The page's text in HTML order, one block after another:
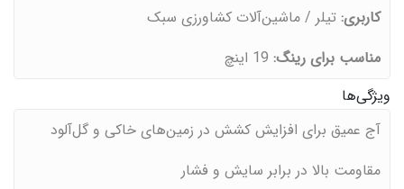
کاربری: تیلر / ماشین‌آلات کشاورزی سبک
مناسب برای رینگ:
ویژگی‌ها
آج عمیق برای افزایش کشش در زمین‌های خاکی و گل‌آلود
مقاومت بالا در برابر سایش و فشار